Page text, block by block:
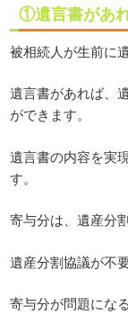
①遺言書があ
被相続人が生前に
遺言書があれば、
ができます。
遺言書の内容を実
す。
寄与分は、遺産分
遺産分割協議が不
寄与分が問題にな